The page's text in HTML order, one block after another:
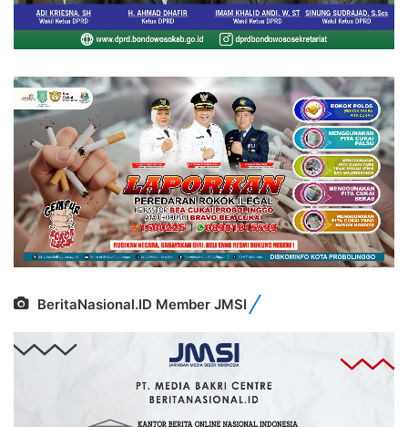
BeritaNasional.ID Member JMSI